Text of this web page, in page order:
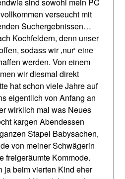
verseucht mit
Suchergebnissen…
Kochfeldern, denn unser
sodass wir ‚nur‘ eine
werden. Von einem
wir diesmal direkt
hat schon viele Jahre auf
eigentlich von Anfang an
wirklich mal was Neues
kargen Abendessen
Stapel Babysachen,
von meiner Schwägerin
freigeräumte Kommode.
ja beim vierten Kind eher